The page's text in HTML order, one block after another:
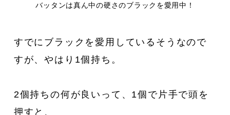
バッタンは真ん中の硬さのブラックを愛用中！
すでにブラックを愛用しているそうなので
すが、やはり1個持ち。
2個持ちの何が良いって、1個で片手で頭を
押すと、